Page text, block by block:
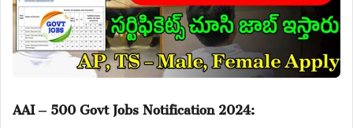
AAI – 500 Govt Jobs Notification 2024: